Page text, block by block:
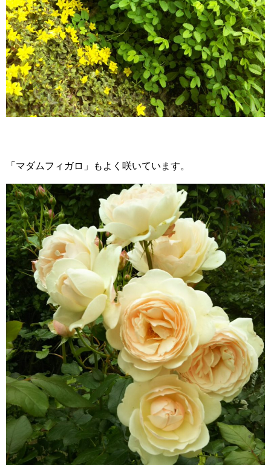
「マダムフィガロ」もよく咲いています。